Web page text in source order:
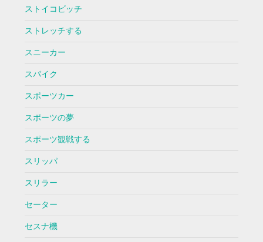
ストイコビッチ
ストレッチする
スニーカー
スパイク
スポーツカー
スポーツの夢
スポーツ観戦する
スリッパ
スリラー
セーター
セスナ機